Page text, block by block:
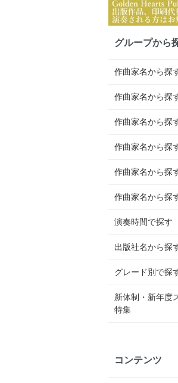
グループから
作曲家名から探
作曲家名から探
作曲家名から探
作曲家名から探
作曲家名から探
作曲家名から探
演奏時間で探す
出版社名から探
グレード別で探
新体制・新年度
特集
コンテンツ